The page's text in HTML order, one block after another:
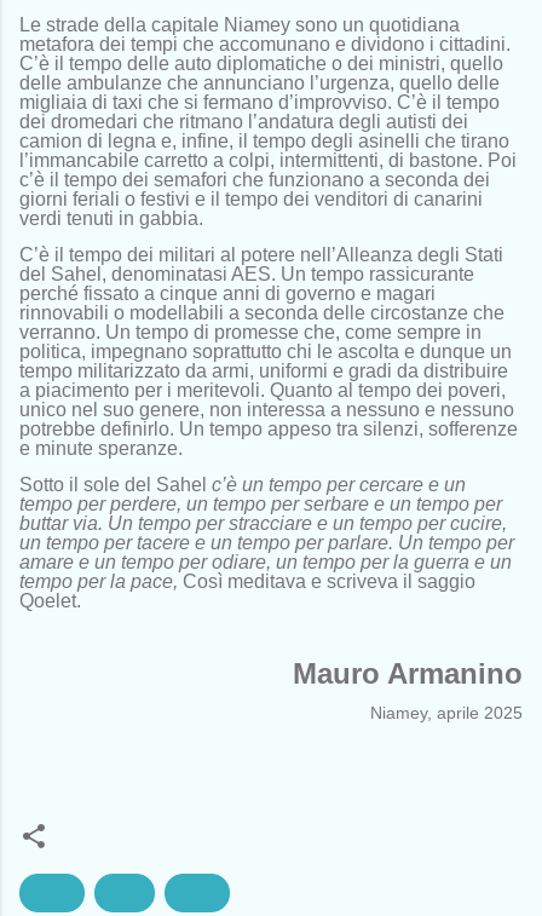
Le strade della capitale Niamey sono un quotidiana
metafora dei tempi che accomunano e dividono i cittadini.
C’è il tempo delle auto diplomatiche o dei ministri, quello
delle ambulanze che annunciano l’urgenza, quello delle
migliaia di taxi che si fermano d’improvviso. C’è il tempo
dei dromedari che ritmano l’andatura degli autisti dei
camion di legna e, infine, il tempo degli asinelli che tirano
l’immancabile carretto a colpi, intermittenti, di bastone. Poi
c’è il tempo dei semafori che funzionano a seconda dei
giorni feriali o festivi e il tempo dei venditori di canarini
verdi tenuti in gabbia.
C’è il tempo dei militari al potere nell’Alleanza degli Stati
del Sahel, denominatasi AES. Un tempo rassicurante
perché fissato a cinque anni di governo e magari
rinnovabili o modellabili a seconda delle circostanze che
verranno. Un tempo di promesse che, come sempre in
politica, impegnano soprattutto chi le ascolta e dunque un
tempo militarizzato da armi, uniformi e gradi da distribuire
a piacimento per i meritevoli. Quanto al tempo dei poveri,
unico nel suo genere, non interessa a nessuno e nessuno
potrebbe definirlo. Un tempo appeso tra silenzi, sofferenze
e minute speranze.
Sotto il sole del Sahel c’è un tempo per cercare e un
tempo per perdere, un tempo per serbare e un tempo per
buttar via. Un tempo per stracciare e un tempo per cucire,
un tempo per tacere e un tempo per parlare. Un tempo per
amare e un tempo per odiare, un tempo per la guerra e un
tempo per la pace, Così meditava e scriveva il saggio
Qoelet.
Mauro Armanino
Niamey, aprile 2025